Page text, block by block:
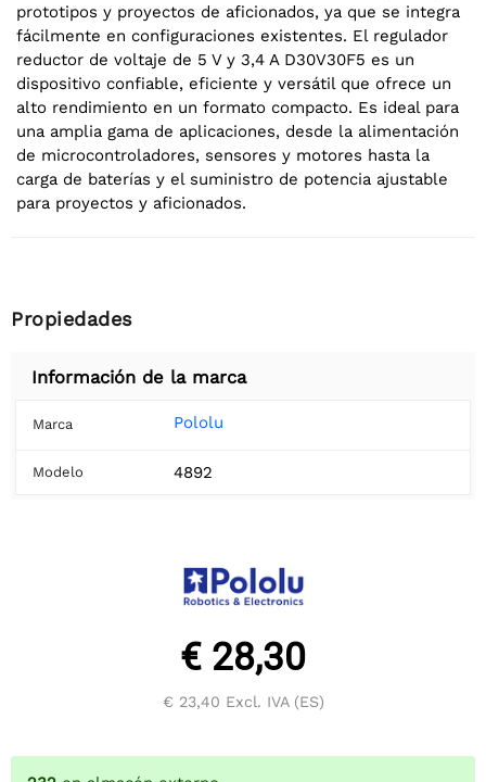
prototipos y proyectos de aficionados, ya que se integra
fácilmente en configuraciones existentes. El regulador
reductor de voltaje de 5 V y 3,4 A D30V30F5 es un
dispositivo confiable, eficiente y versátil que ofrece un
alto rendimiento en un formato compacto. Es ideal para
una amplia gama de aplicaciones, desde la alimentación
de microcontroladores, sensores y motores hasta la
carga de baterías y el suministro de potencia ajustable
para proyectos y aficionados.
Propiedades
Información de la marca
Marca Pololu
Modelo 4892
€ 28,30
€ 23,40 Excl. IVA (ES)